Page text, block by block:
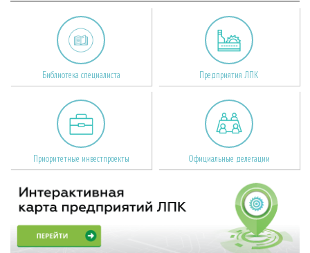
Библиотека специалиста Предприятия ЛПК
Приоритетные инвестпроекты Официальные делегации